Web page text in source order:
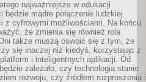
najważniejsze w edukacji
będzie mądre połączenie ludzkiej
z cyfrowymi możliwościami. Na końcu
że zmienia się również rola
także muszą oswoić się z tym, że
się inaczej niż kiedyś, korzystając z
i inteligentnych aplikacji. Od
zależało, czy technologia stanie
rozwoju, czy źródłem rozproszenia i